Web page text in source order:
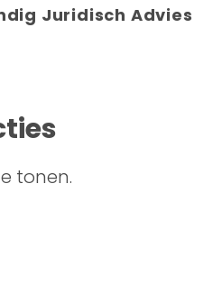
Juridisch Advies
tonen.